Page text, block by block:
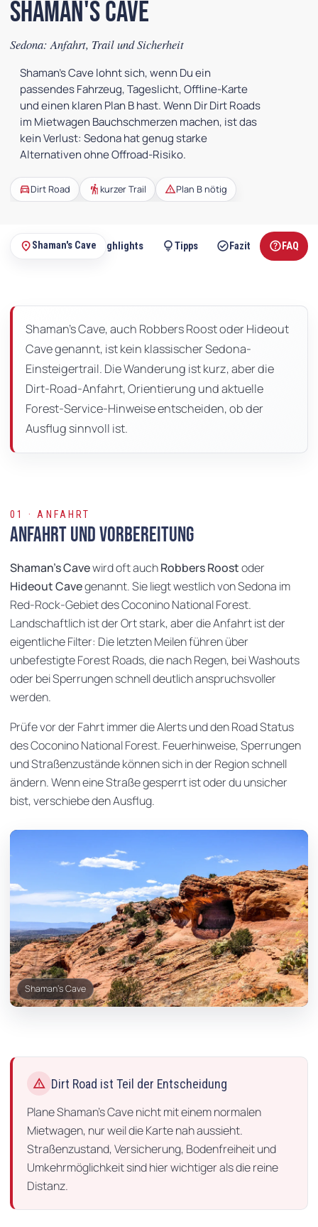
Shaman's Cave
Sedona: Anfahrt, Trail und Sicherheit
Shaman's Cave lohnt sich, wenn Du ein
passendes Fahrzeug, Tageslicht, Offline-Karte
und einen klaren Plan B hast. Wenn Dir Dirt Roads
im Mietwagen Bauchschmerzen machen, ist das
kein Verlust: Sedona hat genug starke
Alternativen ohne Offroad-Risiko.
directions_carDirt Road hikingkurzer Trail warningPlan B nötig
dieser
Seite
placeShaman's Cave
Wanderung star Highlights lightbulbTipps check_circle Fazit help FAQ
Shaman's Cave, auch Robbers Roost oder Hideout
Cave genannt, ist kein klassischer Sedona-
Einsteigertrail. Die Wanderung ist kurz, aber die
Dirt-Road-Anfahrt, Orientierung und aktuelle
Forest-Service-Hinweise entscheiden, ob der
Ausflug sinnvoll ist.
01 · ANFAHRT
Anfahrt und Vorbereitung
Shaman's Cavewird oft auchRobbers Roostoder
Hideout Cavegenannt. Sie liegt westlich von Sedona im
Red-Rock-Gebiet des Coconino National Forest.
Landschaftlich ist der Ort stark, aber die Anfahrt ist der
eigentliche Filter: Die letzten Meilen führen über
unbefestigte Forest Roads, die nach Regen, bei Washouts
oder bei Sperrungen schnell deutlich anspruchsvoller
werden.
Prüfe vor der Fahrt immer die Alerts und den Road Status
des Coconino National Forest. Feuerhinweise, Sperrungen
und Straßenzustände können sich in der Region schnell
ändern. Wenn eine Straße gesperrt ist oder du unsicher
bist, verschiebe den Ausflug.
Shaman's Cave
Shaman's Cave Trail
Shaman's Cave Aussicht
warning Dirt Road ist Teil der Entscheidung
Plane Shaman's Cave nicht mit einem normalen
Mietwagen, nur weil die Karte nah aussieht.
Straßenzustand, Versicherung, Bodenfreiheit und
Umkehrmöglichkeit sind hier wichtiger als die reine
Distanz.